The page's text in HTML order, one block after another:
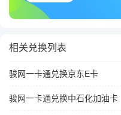
相关兑换列表
骏网一卡通兑换京东E卡
骏网一卡通兑换中石化加油卡